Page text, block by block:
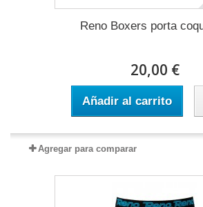
Reno Boxers porta
20,00 €
Añadir al carrito
Agregar para comparar